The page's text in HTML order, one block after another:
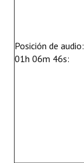
Posición de audio:
01h 06m 46s: